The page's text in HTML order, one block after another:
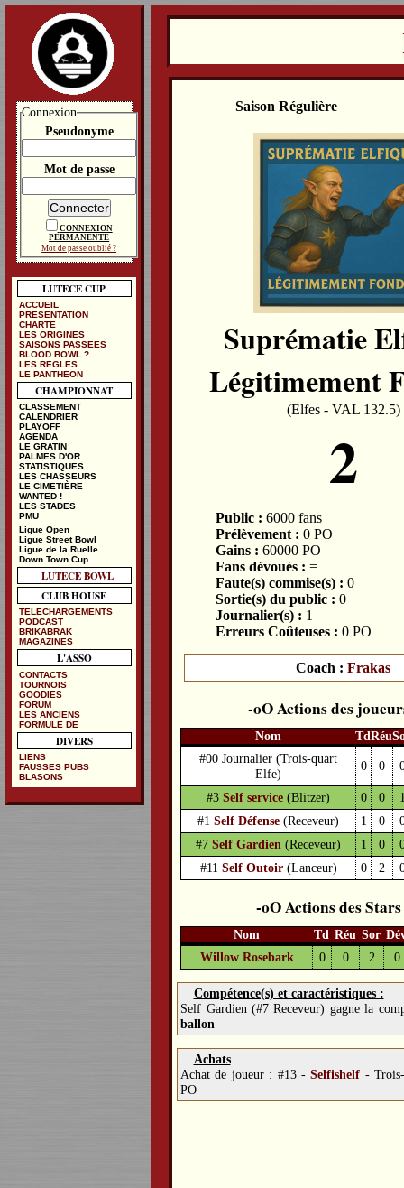
Saison Régulière
Suprématie
Légitimement
(Elfes - VAL 132.5)
2
Public : 6000 fans
Prélèvement : 0 PO
Gains : 60000 PO
Fans dévoués : =
Faute(s) commise(s) : 0
Sortie(s) du public : 0
Journalier(s) : 1
Erreurs Coûteuses : 0 PO
Coach : Frakas
Actions des
Nom TdRéu
#00 Journalier(Trois-quart
Elfe)
0 0
#3Self service (Blitzer) 0 0
#1Self Défense (Receveur) 1 0
#7Self Gardien (Receveur) 1 0
#11 Self Outoir (Lanceur) 0 2
Actions des Stars
Nom Td Réu Sor
Willow Rosebark
0 0 2 0
Compétence(s) et caractéristiques :
Self Gardien (#7 Receveur) gagne la
ballon
Achats
Achat de joueur : #13 -Selfishelf -
PO
Connexion
Pseudonyme
Mot de passe
CONNEXION
PERMANENTE
Mot de passe oublié ?
LUTECE CUP
ACCUEIL
PRESENTATION
CHARTE
LES ORIGINES
SAISONS PASSEES
BLOOD BOWL ?
LES REGLES
LE PANTHEON
CHAMPIONNAT
CLASSEMENT
CALENDRIER
PLAYOFF
AGENDA
LE GRATIN
PALMES D'OR
STATISTIQUES
LES CHASSEURS
LE CIMETIÈRE
WANTED !
LES STADES
PMU
Ligue Open
Ligue Street Bowl
Ligue de la Ruelle
Down Town Cup
LUTECE BOWL
CLUB HOUSE
TELECHARGEMENTS
PODCAST
BRIKABRAK
MAGAZINES
L'ASSO
CONTACTS
TOURNOIS
GOODIES
FORUM
LES ANCIENS
FORMULE DE
DIVERS
LIENS
FAUSSES PUBS
BLASONS